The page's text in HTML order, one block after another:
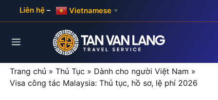
Liên hệ – Vietnamese ▼
Menu
Trang chủ » Thủ Tục » Dành cho người Việt Nam »
Visa công tác Malaysia: Thủ tục, hồ sơ, lệ phí 2026